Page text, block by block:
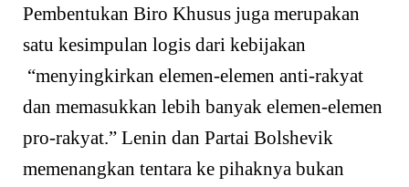
Pembentukan Biro Khusus juga merupakan
satu kesimpulan logis dari kebijakan
“menyingkirkan elemen-elemen anti-rakyat
dan memasukkan lebih banyak elemen-elemen
pro-rakyat.” Lenin dan Partai Bolshevik
memenangkan tentara ke pihaknya bukan